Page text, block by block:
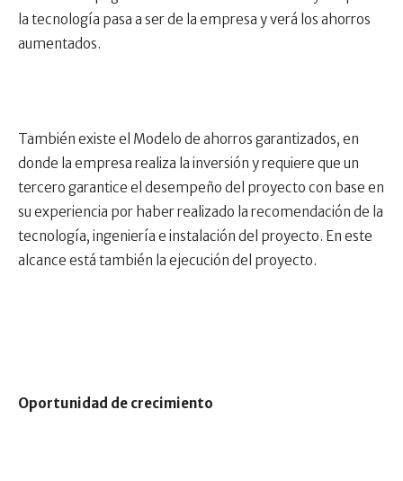
la tecnología pasa a ser de la empresa y verá los ahorros
aumentados.
También existe el Modelo de ahorros garantizados, en
donde la empresa realiza la inversión y requiere que un
tercero garantice el desempeño del proyecto con base en
su experiencia por haber realizado la recomendación de la
tecnología, ingeniería e instalación del proyecto. En este
alcance está también la ejecución del proyecto.
Oportunidad de crecimiento